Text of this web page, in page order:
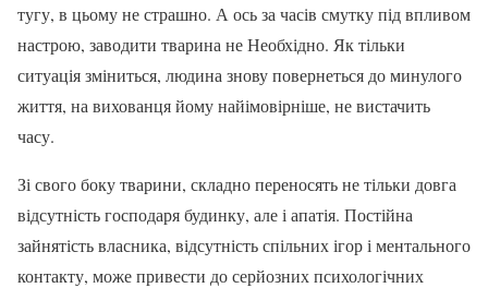
тугу, в цьому не страшно. А ось за часів смутку під впливом
настрою, заводити тварина не Необхідно. Як тільки
ситуація зміниться, людина знову повернеться до минулого
життя, на вихованця йому найімовірніше, не вистачить
часу.
Зі свого боку тварини, складно переносять не тільки довга
відсутність господаря будинку, але і апатія. Постійна
зайнятість власника, відсутність спільних ігор і ментального
контакту, може привести до серйозних психологічних